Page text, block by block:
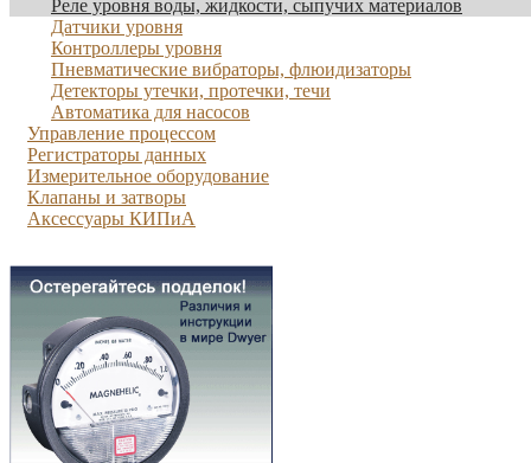
Реле уровня воды, жидкости, сыпучих материалов
Датчики уровня
Контроллеры уровня
Пневматические вибраторы, флюидизаторы
Детекторы утечки, протечки, течи
Автоматика для насосов
Управление процессом
Регистраторы данных
Измерительное оборудование
Клапаны и затворы
Аксессуары КИПиА